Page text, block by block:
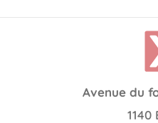
Avenue du
1140